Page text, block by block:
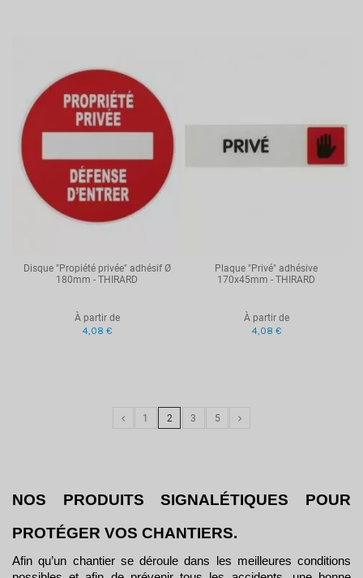
Disque "Propiété privée" adhésif Ø
180mm - THIRARD
À partir de
4,08 €
Plaque "Privé" adhésive
170x45mm - THIRARD
À partir de
4,08 €
1 2 3 5
NOS PRODUITS SIGNALÉTIQUES POUR
PROTÉGER VOS CHANTIERS.
Afin qu’un chantier se déroule dans les meilleures conditions